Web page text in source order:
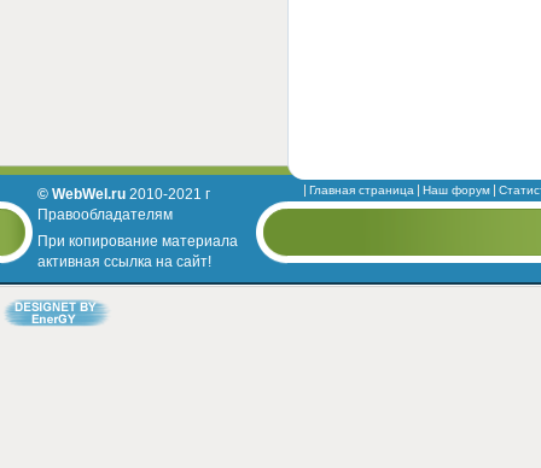
© WebWel.ru 2010-2021 г
Правообладателям
При копирование материала
активная ссылка на сайт!
Главная страница Наш форум